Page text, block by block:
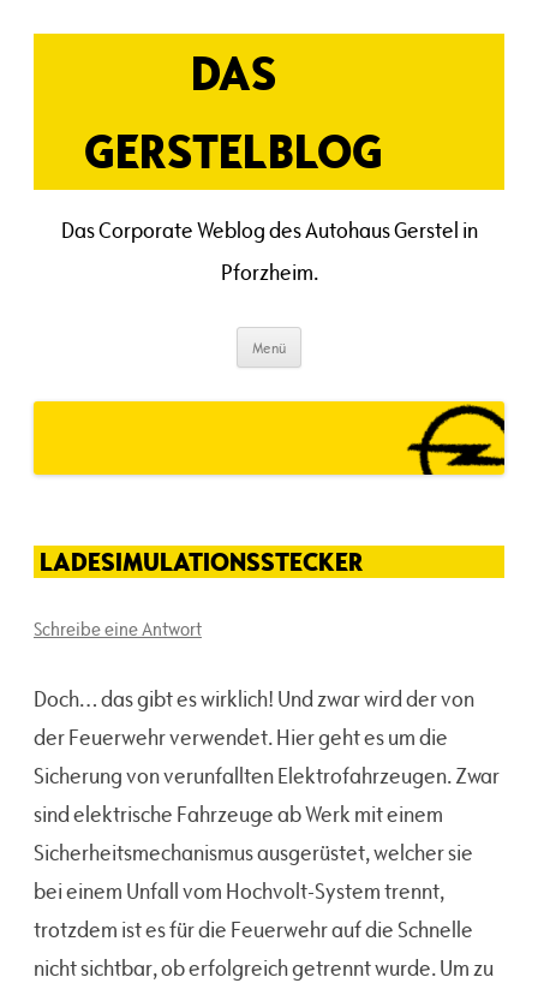
Inhalt
DAS
GERSTELBLOG
Das Corporate Weblog des Autohaus Gerstel in
Pforzheim.
Menü
LADESIMULATIONSSTECKER
Schreibe eine Antwort
Doch… das gibt es wirklich! Und zwar wird der von
der Feuerwehr verwendet. Hier geht es um die
Sicherung von verunfallten Elektrofahrzeugen. Zwar
sind elektrische Fahrzeuge ab Werk mit einem
Sicherheitsmechanismus ausgerüstet, welcher sie
bei einem Unfall vom Hochvolt-System trennt,
trotzdem ist es für die Feuerwehr auf die Schnelle
nicht sichtbar, ob erfolgreich getrennt wurde. Um zu